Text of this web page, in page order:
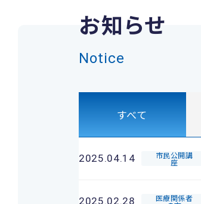
お知らせ
Notice
すべて
2025.04.14 市民公開講
座
2025.02.28 医療関係者